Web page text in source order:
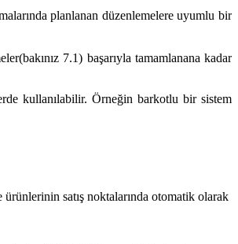
planlanan düzenlemelere uyumlu bir
7.1) başarıyla tamamlanana kadar
kullanılabilir. Örneğin barkotlu bir sistem
satış noktalarında otomatik olarak